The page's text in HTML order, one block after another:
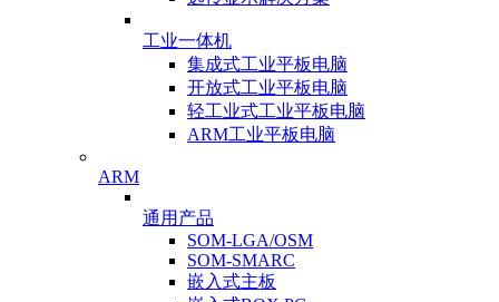
工业一体机
集成式工业平板电脑
开放式工业平板电脑
轻工业式工业平板电脑
ARM工业平板电脑
ARM
通用产品
SOM-LGA/OSM
SOM-SMARC
嵌入式主板